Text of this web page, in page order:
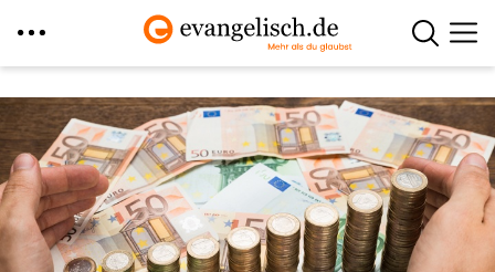
zum
Inhalt